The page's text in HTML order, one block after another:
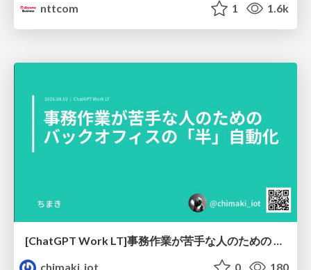
nttcom
1 1.6k
[ChatGPT Work LT]事務作業が苦手な人のための バックオフィスの「半」自動化
chimaki_iot
0 180